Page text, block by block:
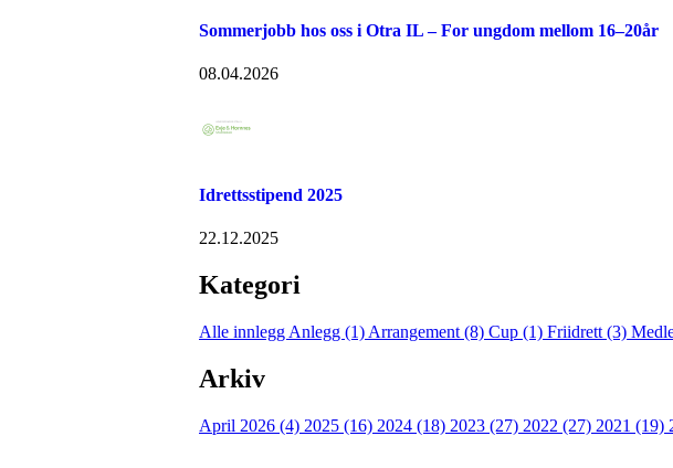
Sommerjobb hos oss i Otra IL – For ungdom mellom 16–20år
08.04.2026
Idrettsstipend 2025
22.12.2025
Kategori
Alle innlegg Anlegg (1) Arrangement (8) Cup (1) Friidrett (3)
Arkiv
April 2026 (4) 2025 (16) 2024 (18) 2023 (27) 2022 (27) 2021 (19)